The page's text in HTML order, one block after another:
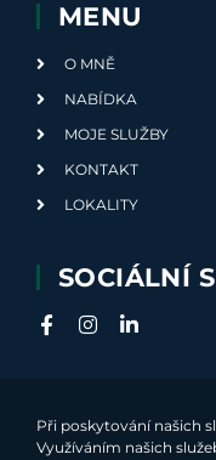
MENU
O MNĚ
NABÍDKA
MOJE SLUŽBY
KONTAKT
LOKALITY
SOCIÁLNÍ
Při poskytování našich
Využíváním našich